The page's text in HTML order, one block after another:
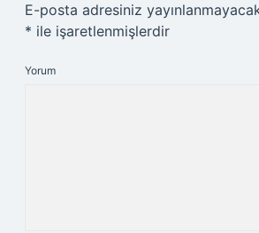
E-posta adresiniz
* ile işaretlenmişlerdir
Yorum